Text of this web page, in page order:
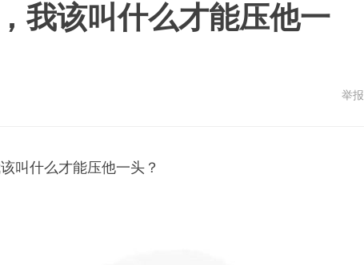
我该叫什么才能压他一
举报
叫什么才能压他一头？